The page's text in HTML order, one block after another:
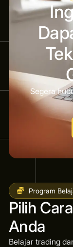
Segera
Program
Pilih
Anda
Belajar trading